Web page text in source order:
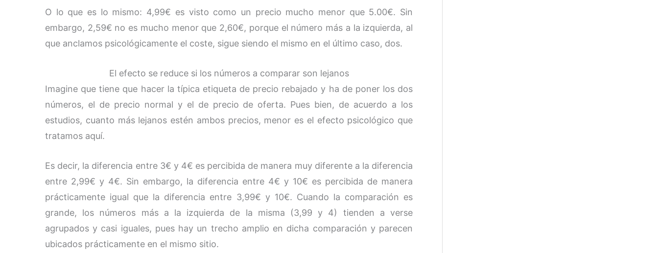
O lo que es lo mismo: 4,99€ es visto como un precio mucho menor que 5.00€. Sin
embargo, 2,59€ no es mucho menor que 2,60€, porque el número más a la izquierda, al
que anclamos psicológicamente el coste, sigue siendo el mismo en el último caso, dos.
El efecto se reduce si los números a comparar son lejanos
Imagine que tiene que hacer la típica etiqueta de precio rebajado y ha de poner los dos
números, el de precio normal y el de precio de oferta. Pues bien, de acuerdo a los
estudios, cuanto más lejanos estén ambos precios, menor es el efecto psicológico que
tratamos aquí.
Es decir, la diferencia entre 3€ y 4€ es percibida de manera muy diferente a la diferencia
entre 2,99€ y 4€. Sin embargo, la diferencia entre 4€ y 10€ es percibida de manera
prácticamente igual que la diferencia entre 3,99€ y 10€. Cuando la comparación es
grande, los números más a la izquierda de la misma (3,99 y 4) tienden a verse
agrupados y casi iguales, pues hay un trecho amplio en dicha comparación y parecen
ubicados prácticamente en el mismo sitio.